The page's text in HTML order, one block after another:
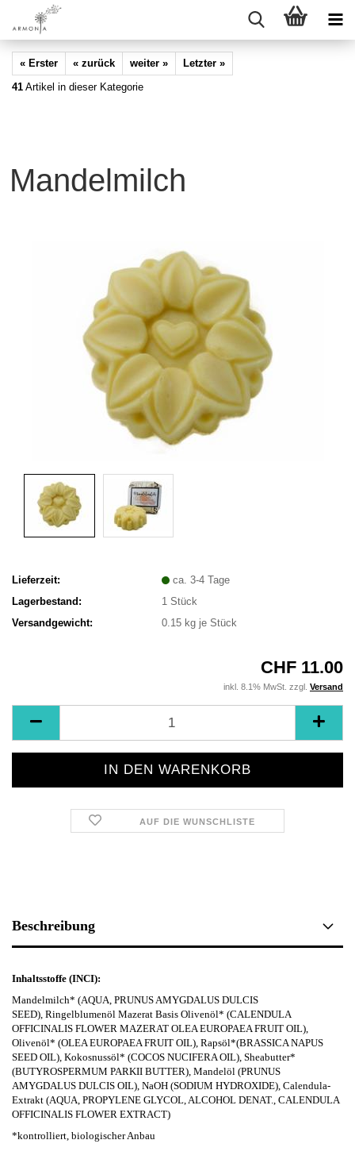
« Erster « zurück weiter »
Letzter »
41 Artikel in dieser Kategorie
Mandelmilch
Lieferzeit:
ca. 3-4 Tage
Lagerbestand:
1Stück
Versandgewicht:
0.15 kg je Stück
CHF 11.00
inkl. 8.1% MwSt. zzgl. Versand
AUF DIE WUNSCHLISTE
Beschreibung
Inhaltsstoffe (INCI):
Mandelmilch* (AQUA, PRUNUS AMYGDALUS DULCIS
SEED), Ringelblumenöl Mazerat Basis Olivenöl* (CALENDULA
OFFICINALIS FLOWER MAZERAT OLEA EUROPAEA FRUIT OIL),
Olivenöl* (OLEA EUROPAEA FRUIT OIL), Rapsöl*(BRASSICA NAPUS
SEED OIL), Kokosnussöl* (COCOS NUCIFERA OIL), Sheabutter*
(BUTYROSPERMUM PARKII BUTTER), Mandelöl (PRUNUS
AMYGDALUS DULCIS OIL), NaOH (SODIUM HYDROXIDE), Calendula-
Extrakt (AQUA, PROPYLENE GLYCOL, ALCOHOL DENAT., CALENDULA
OFFICINALIS FLOWER EXTRACT)
*kontrolliert, biologischer Anbau